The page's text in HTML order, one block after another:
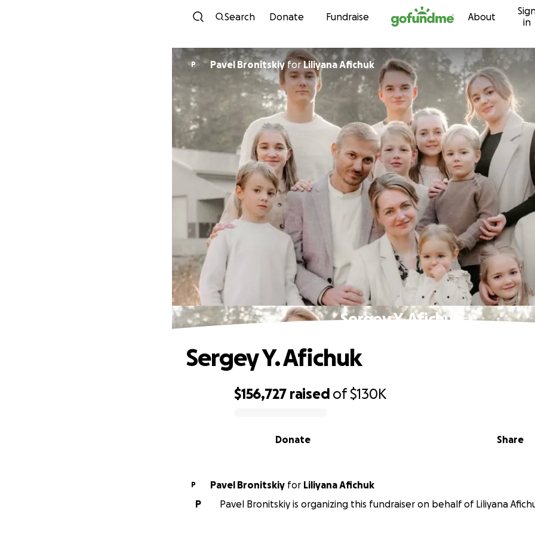
Skip to content
Search Donate Fundraise About
in
P Pavel BronitskiyforLiliyana Afichuk
Sergey Y. Afichuk
$156,727 raised of$130K
Share
Donate
Sergey Y. Afichuk
P Pavel Bronitskiy for Liliyana Afichuk
P
Pavel Bronitskiy is organizing this fundraiser on behalf of Liliyana